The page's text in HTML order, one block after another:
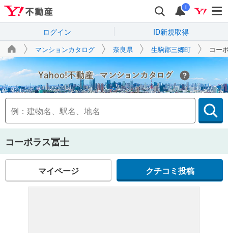
i
ログイン ID新規取得
マンションカタログ 奈良県 生駒郡三郷町 コー
Yahoo!不動産
コーポラス冨士
マイページ クチコミ投稿